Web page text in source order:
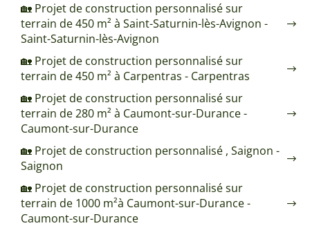
🏡 Projet de construction personnalisé sur
terrain de 450 m² à Saint-Saturnin-lès-Avignon -
Saint-Saturnin-lès-Avignon
🏡 Projet de construction personnalisé sur
terrain de 450 m² à Carpentras - Carpentras
🏡 Projet de construction personnalisé sur
terrain de 280 m² à Caumont-sur-Durance -
Caumont-sur-Durance
🏡 Projet de construction personnalisé , Saignon -
Saignon
🏡 Projet de construction personnalisé sur
terrain de 1000 m²à Caumont-sur-Durance -
Caumont-sur-Durance